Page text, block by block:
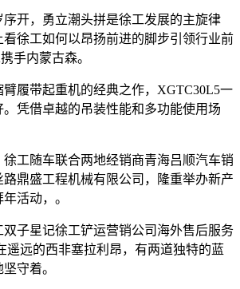
，勇立潮头拼是徐工发展的主旋律
看徐工如何以昂扬前进的脚步引领行业前
手内蒙古森。
履带起重机的经典之作，XGTC30L5一
凭借卓越的吊装性能和多功能使用场
随车联合两地经销商青海吕顺汽车销
鼎盛工程机械有限公司，隆重举办新产
活动，。
星记徐工铲运营销公司海外售后服务
遥远的西非塞拉利昂，有两道独特的蓝
守着。